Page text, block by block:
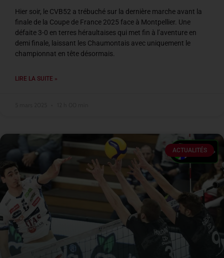
Hier soir, le CVB52 a trébuché sur la dernière marche avant la
finale de la Coupe de France 2025 face à Montpellier. Une
défaite 3-0 en terres héraultaises qui met fin à l’aventure en
demi finale, laissant les Chaumontais avec uniquement le
championnat en tête désormais.
LIRE LA SUITE »
ACTUALITÉS